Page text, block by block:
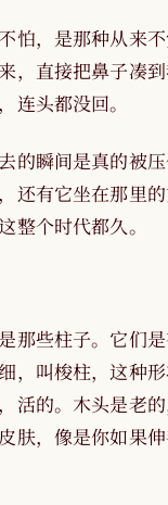
怕，是那种从来
，直接把鼻子凑
连头都没回。
的瞬间是真的被
还有它坐在那里的
整个时代都久。
那些柱子。它们
，叫梭柱，这种
活的。木头是老
肤，像是你如果